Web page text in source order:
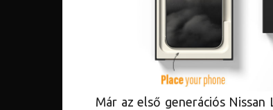
Már az első generációs